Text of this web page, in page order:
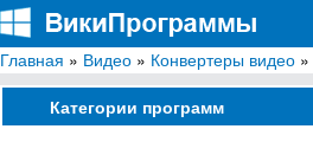
ВикиПрограммы
Энциклопедия бесплатных
Главная » Видео » Конвертеры видео
Категории программ